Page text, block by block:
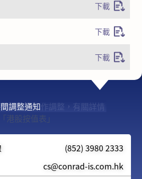
下載
下載
下載
調整通知
貸比率已作調整，有關詳情
「港股按值表」
(852) 3980 2333
cs@conrad-is.com.hk